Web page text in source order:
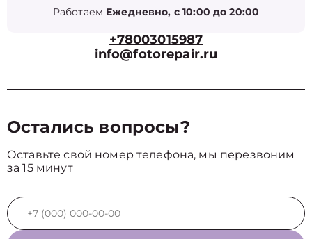
Работаем Ежедневно, с 10:00 до 20:00
+78003015987
info@fotorepair.ru
Остались вопросы?
Оставьте свой номер телефона, мы перезвоним
за 15 минут